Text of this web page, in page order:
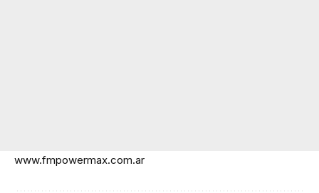
www.fmpowermax.com.ar